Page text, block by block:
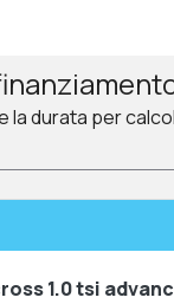
la durata per
1.0 tsi